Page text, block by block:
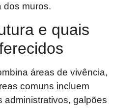
dos muros.
e quais
áreas de vivência,
comuns incluem
administrativos, galpões